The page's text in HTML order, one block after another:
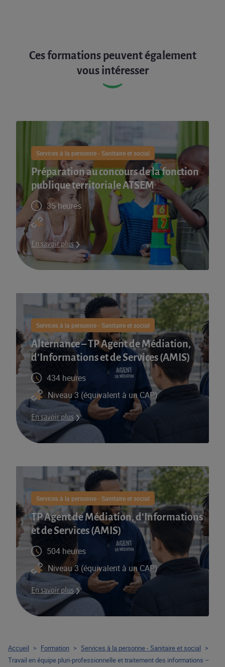
Ces formations peuvent également
vous intéresser
Services à la personne - Sanitaire et social
Préparation au concours de la fonction
publique territoriale ATSEM
35 heures
En savoir plus
Services à la personne - Sanitaire et social
Alternance – TP Agent de Médiation,
d’Informations et de Services (AMIS)​
434 heures
Niveau 3 (équivalent à un CAP)
En savoir plus
Services à la personne - Sanitaire et social
TP Agent de Médiation, d’Informations
et de Services (AMIS)​
504 heures
Niveau 3 (équivalent à un CAP)
En savoir plus
Accueil > Formation > Services à la personne - Sanitaire et social >
Travail en équipe pluri-professionnelle et traitement des informations –